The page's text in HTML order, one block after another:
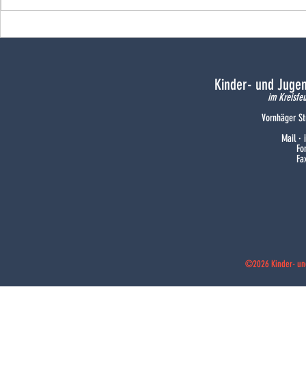
Röcke sucht die Ostereier
World
Kinder- und
im
Vornhäger
Mail ·
©2026 Kinder-